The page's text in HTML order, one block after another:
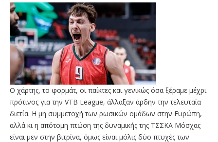
Ο χάρτης, το φορμάτ, οι παίκτες και γενικώς όσα ξέραμε μέχρι
πρότινος για την VTB League, άλλαξαν άρδην την τελευταία
διετία. Η μη συμμετοχή των ρωσικών ομάδων στην Ευρώπη,
αλλά κι η απότομη πτώση της δυναμικής της ΤΣΣΚΑ Μόσχας
είναι μεν στην βιτρίνα, όμως είναι μόλις δύο πτυχές των